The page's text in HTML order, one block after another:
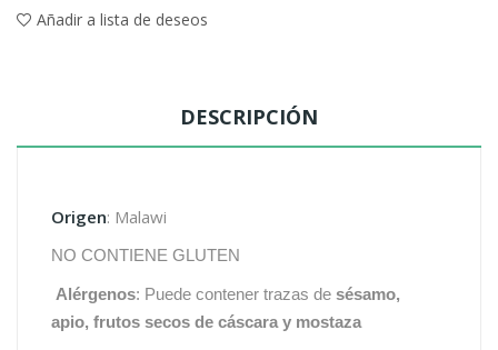
Añadir a lista de deseos
DESCRIPCIÓN
Origen: Malawi
NO CONTIENE GLUTEN
Alérgenos: Puede contener trazas de sésamo,
apio, frutos secos de cáscara y mostaza